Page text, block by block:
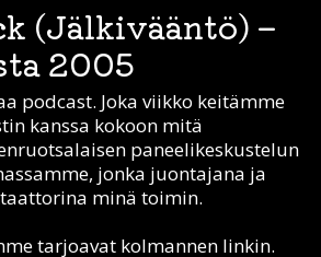
(Jälkivääntö) –
2005
podcast. Joka viikko keitämme
kanssa kokoon mitä
paneelikeskustelun
jonka juontajana ja
minä toimin.
tarjoavat kolmannen linkin.